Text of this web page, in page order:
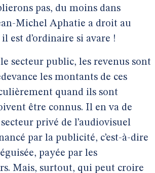
pas, du moins dans
Michel Aphatie a droit au
est d’ordinaire si avare !
secteur public, les revenus sont
les montants de ces
quand ils sont
être connus. Il en va de
privé de l’audiovisuel
par la publicité, c’est-à-dire
payée par les
Mais, surtout, qui peut croire